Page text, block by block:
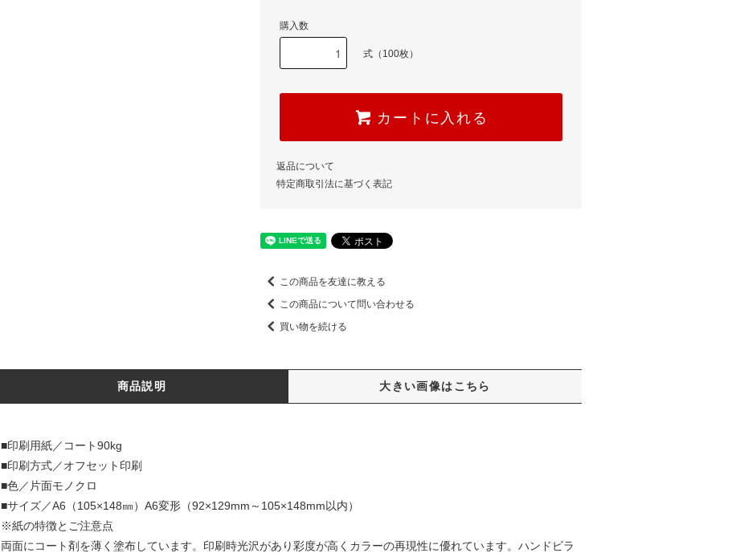
購入数
式（100枚）
カートに入れる
返品について
特定商取引法に基づく表記
この商品を友達に教える
この商品について問い合わせる
買い物を続ける
商品説明 大きい画像はこちら
■印刷用紙／コート90kg
■印刷方式／オフセット印刷
■色／片面モノクロ
■サイズ／A6（105×148㎜）A6変形（92×129mm～105×148mm以内）
※紙の特徴とご注意点
両面にコート剤を薄く塗布しています。印刷時光沢があり彩度が高くカラーの再現性に優れています。ハンドビラ